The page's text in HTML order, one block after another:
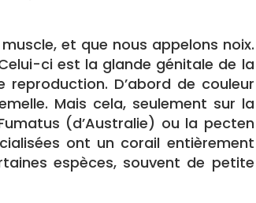
et que nous appelons noix.
ci est la glande génitale de la
D’abord de couleur
Mais cela, seulement sur la
(d’Australie) ou la pecten
ont un corail entièrement
espèces, souvent de petite